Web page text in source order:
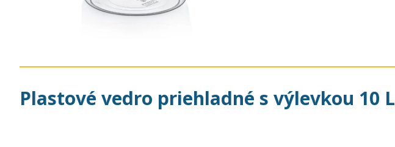
Plastové vedro priehladné s výlevkou 10 L